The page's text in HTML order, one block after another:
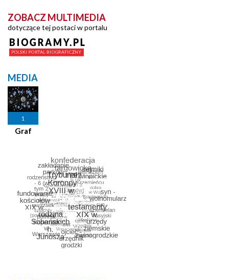
ZOBACZ MULTIMEDIA
dotyczące tej postaci w portalu
MEDIA
1
Graf